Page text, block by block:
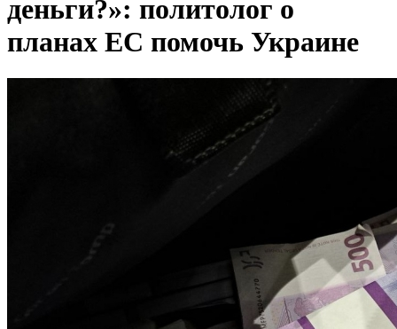
деньги?»: политолог о
планах ЕС помочь Украине